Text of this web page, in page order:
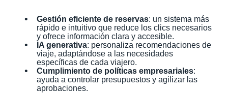
Gestión eficiente de reservas: un sistema más
rápido e intuitivo que reduce los clics necesarios
y ofrece información clara y accesible.
IA generativa: personaliza recomendaciones de
viaje, adaptándose a las necesidades
específicas de cada viajero.
Cumplimiento de políticas empresariales:
ayuda a controlar presupuestos y agilizar las
aprobaciones.